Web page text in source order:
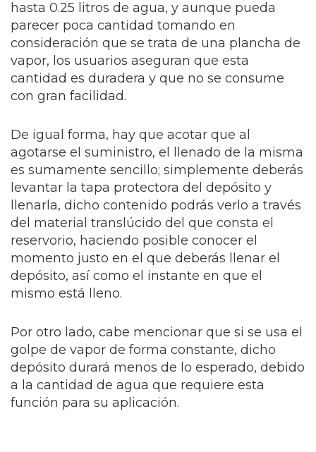
hasta 0.25 litros de agua, y aunque pueda
parecer poca cantidad tomando en
consideración que se trata de una plancha de
vapor, los usuarios aseguran que esta
cantidad es duradera y que no se consume
con gran facilidad.
De igual forma, hay que acotar que al
agotarse el suministro, el llenado de la misma
es sumamente sencillo; simplemente deberás
levantar la tapa protectora del depósito y
llenarla, dicho contenido podrás verlo a través
del material translúcido del que consta el
reservorio, haciendo posible conocer el
momento justo en el que deberás llenar el
depósito, así como el instante en que el
mismo está lleno.
Por otro lado, cabe mencionar que si se usa el
golpe de vapor de forma constante, dicho
depósito durará menos de lo esperado, debido
a la cantidad de agua que requiere esta
función para su aplicación.